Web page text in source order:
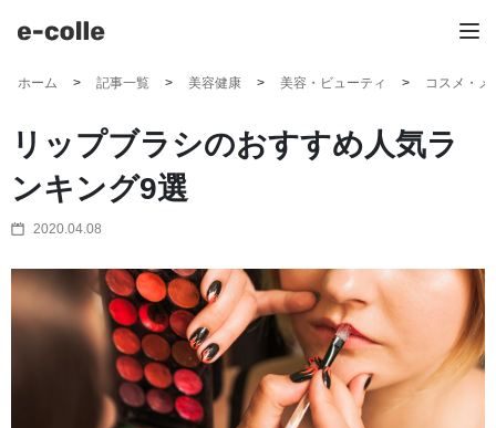
ホーム 記事一覧 美容健康 美容・ビューティ コスメ・メ
リップブラシのおすすめ人気ラ
ンキング9選
2020.04.08